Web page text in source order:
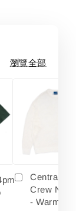
瀏覽全部
Crew
- Warm